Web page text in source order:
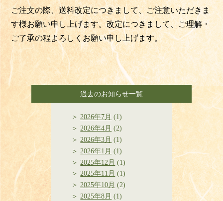
ご注文の際、送料改定につきまして、ご注意いただきま
す様お願い申し上げます。改定につきまして、ご理解・
ご了承の程よろしくお願い申し上げます。
過去のお知らせ一覧
2026年7月 (1)
2026年4月 (2)
2026年3月 (1)
2026年1月 (1)
2025年12月 (1)
2025年11月 (1)
2025年10月 (2)
2025年8月 (1)